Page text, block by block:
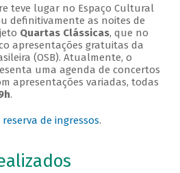
teve lugar no Espaço Cultural
definitivamente as noites de
Quartas Clássicas, que no
apresentações gratuitas da
(OSB). Atualmente, o
uma agenda de concertos
apresentações variadas, todas
.
reserva de ingressos.